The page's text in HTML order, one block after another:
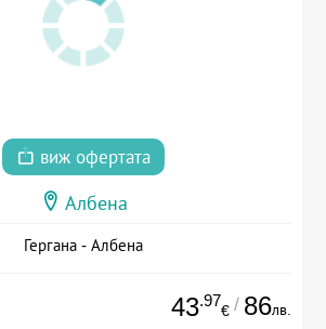
виж офертата
Албена
Гергана - Албена
43.97
€ / 86лв.